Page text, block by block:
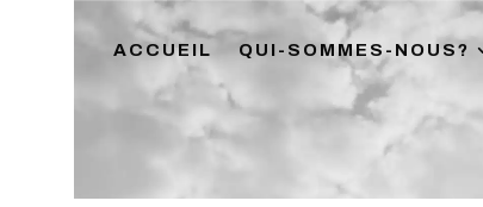
ACCUEIL QUI-SOMMES-NOUS?